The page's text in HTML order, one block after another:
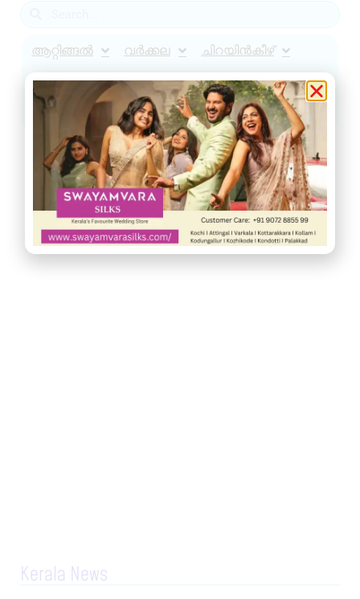
ആറ്റിങ്ങൽ വർക്കല ചിറയിൻകീഴ്
നെടുമങ്ങാട് വാമനപുരം കാട്ടാക്കട
അരുവിക്കര ചുറ്റുവട്ടം ഇൻഫോ
Kerala News